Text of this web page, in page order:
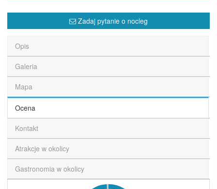
Zadaj pytanie o nocleg
Opis
Galeria
Mapa
Ocena
Kontakt
Atrakcje w okolicy
Gastronomia w okolicy